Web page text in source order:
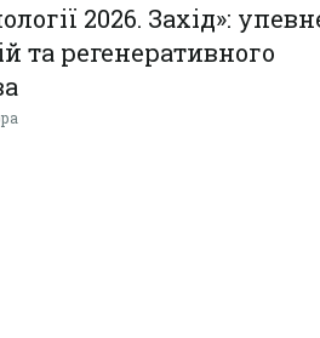
2026. Захід»:
та регенеративного